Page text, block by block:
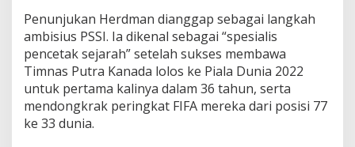
d
a
Penunjukan Herdman dianggap sebagai langkah
ambisius PSSI. Ia dikenal sebagai “spesialis
pencetak sejarah” setelah sukses membawa
Timnas Putra Kanada lolos ke Piala Dunia 2022
untuk pertama kalinya dalam 36 tahun, serta
mendongkrak peringkat FIFA mereka dari posisi 77
ke 33 dunia.